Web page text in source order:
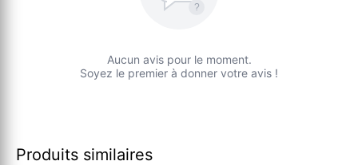
?
Aucun avis pour le moment.
Soyez le premier à donner votre avis !
Produits similaires